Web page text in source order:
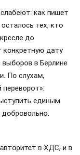
как пишет
тех, кто
до
конкретную дату
выборов в Берлине
По слухам,
единым
в ХДС, и в